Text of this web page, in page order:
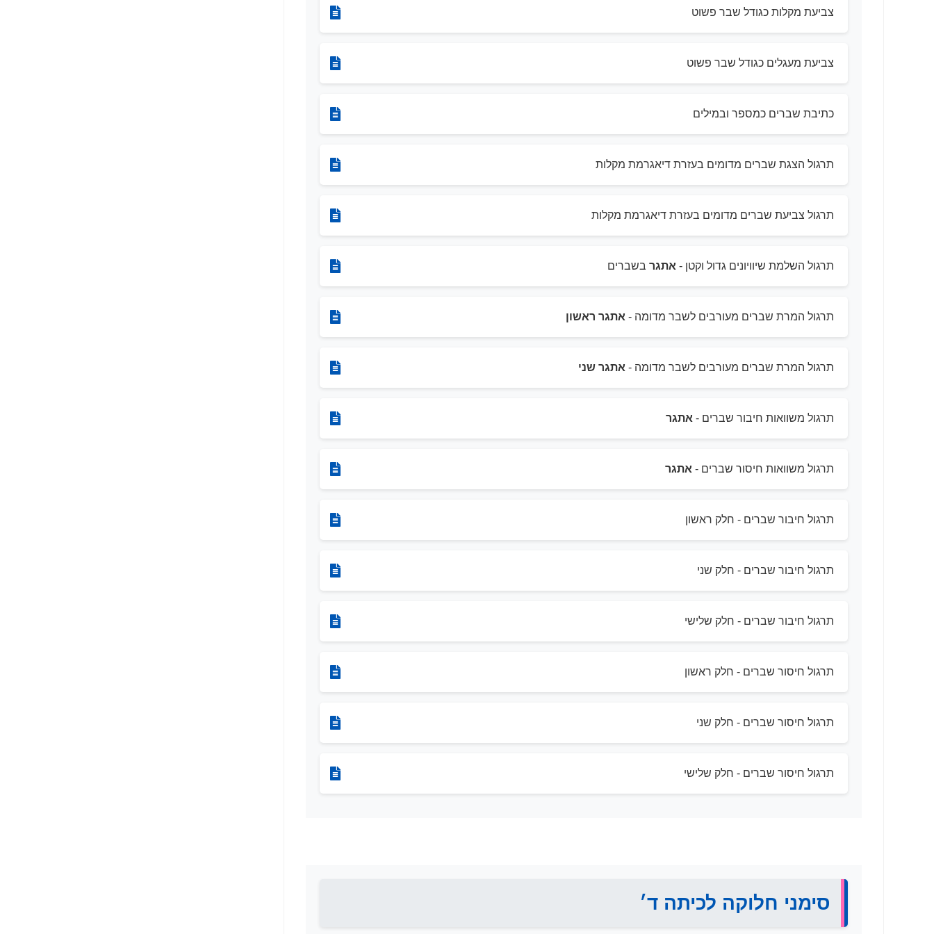
צביעת מקלות כגודל שבר פשוט
צביעת מעגלים כגודל שבר פשוט
כתיבת שברים כמספר ובמילים
תרגול הצגת שברים מדומים בעזרת דיאגרמת מקלות
תרגול צביעת שברים מדומים בעזרת דיאגרמת מקלות
תרגול השלמת שיוויונים גדול וקטן - אתגר בשברים
תרגול המרת שברים מעורבים לשבר מדומה - אתגר ראשון
תרגול המרת שברים מעורבים לשבר מדומה - אתגר שני
תרגול משוואות חיבור שברים - אתגר
תרגול משוואות חיסור שברים - אתגר
תרגול חיבור שברים - חלק ראשון
תרגול חיבור שברים - חלק שני
תרגול חיבור שברים - חלק שלישי
תרגול חיסור שברים - חלק ראשון
תרגול חיסור שברים - חלק שני
תרגול חיסור שברים - חלק שלישי
סימני חלוקה לכיתה ד׳